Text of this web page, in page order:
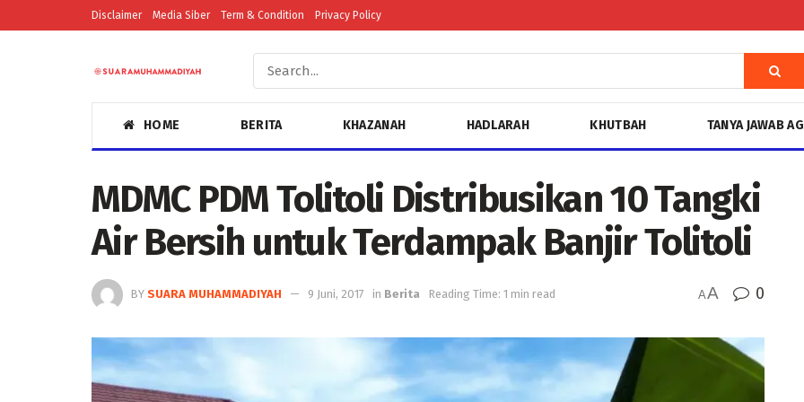
Disclaimer Media Siber Term & Condition Privacy Policy
HOME BERITA KHAZANAH HADLARAH KHUTBAH TANYA JAWAB
MDMC PDM Tolitoli Distribusikan 10 Tangki
Air Bersih untuk Terdampak Banjir Tolitoli
BY SUARA MUHAMMADIYAH 9 Juni, 2017 in Berita Reading Time: 1 min read AA 0